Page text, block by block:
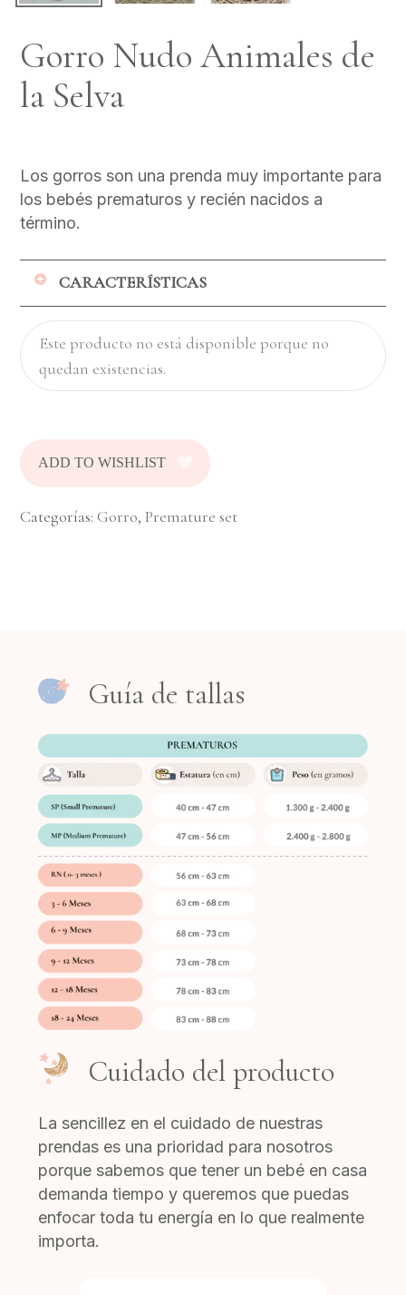
Gorro Nudo Animales de
la Selva
Los gorros son una prenda muy importante para
los bebés prematuros y recién nacidos a
término.
CARACTERÍSTICAS
La cabeza representa una proporción
importante del bebé por la que puede
perder calor.
porque ayuda a evitar esa pérdida!
Si tu bebé está en incubadora, seguro le
podrás poner esta prenda. Por esto,
queremos acompañarte a abrigar a tu
Este producto no está disponible porque no
quedan existencias.
ADD TO WISHLIST
Categorías:Gorro,Premature set
Guía de tallas
Cuidado del producto
La sencillez en el cuidado de nuestras
prendas es una prioridad para nosotros
porque sabemos que tener un bebé en casa
demanda tiempo y queremos que puedas
enfocar toda tu energía en lo que realmente
importa.